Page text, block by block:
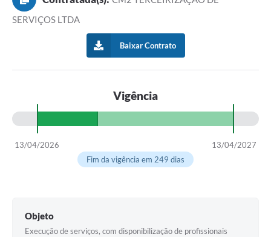
SERVIÇOS LTDA
Baixar Contrato
Vigência
13/04/2026
13/04/2027
Fim da vigência em 249 dias
Objeto
Execução de serviços, com disponibilização de profissionais